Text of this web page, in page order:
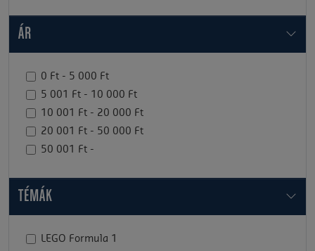
ÁR
0 Ft - 5 000 Ft
5 001 Ft - 10 000 Ft
10 001 Ft - 20 000 Ft
20 001 Ft - 50 000 Ft
50 001 Ft -
TÉMÁK
LEGO Formula 1